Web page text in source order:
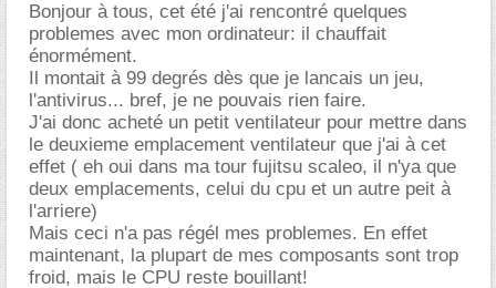
Bonjour à tous, cet été j'ai rencontré quelques
problemes avec mon ordinateur: il chauffait
énormément.
Il montait à 99 degrés dès que je lancais un jeu,
l'antivirus... bref, je ne pouvais rien faire.
J'ai donc acheté un petit ventilateur pour mettre dans
le deuxieme emplacement ventilateur que j'ai à cet
effet ( eh oui dans ma tour fujitsu scaleo, il n'ya que
deux emplacements, celui du cpu et un autre peit à
l'arriere)
Mais ceci n'a pas régél mes problemes. En effet
maintenant, la plupart de mes composants sont trop
froid, mais le CPU reste bouillant!